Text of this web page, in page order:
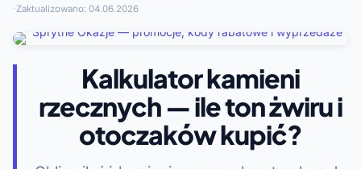
·Zaktualizowano: 04.06.2026
Kalkulator kamieni
rzecznych — ile ton żwiru i
otoczaków kupić?